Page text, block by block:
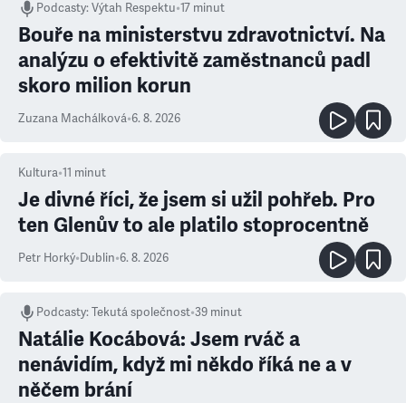
Podcasty:Výtah Respektu•17 minut
Bouře na ministerstvu zdravotnictví. Na
analýzu o efektivitě zaměstnanců padl
skoro milion korun
Zuzana Machálková•6. 8. 2026
Kultura•11 minut
Je divné říci, že jsem si užil pohřeb. Pro
ten Glenův to ale platilo stoprocentně
Petr Horký•Dublin•6. 8. 2026
Podcasty:Tekutá společnost•39 minut
Natálie Kocábová: Jsem rváč a
nenávidím, když mi někdo říká ne a v
něčem brání